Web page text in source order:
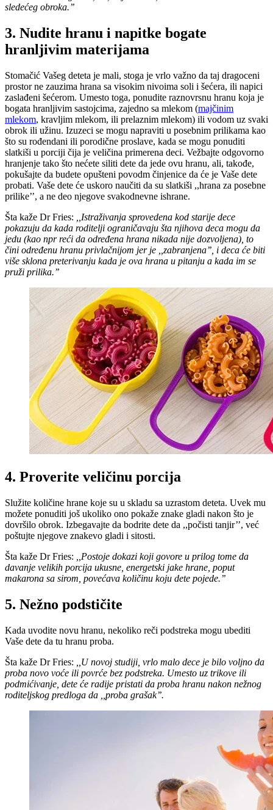
sledećeg obroka.’’
3. Nudite hranu i napitke bogate
hranljivim materijama
Stomačić Vašeg deteta je mali, stoga je vrlo važno da taj dragoceni
prostor ne zauzima hrana sa visokim nivoima soli i šećera, ili napici
zaslađeni šećerom. Umesto toga, ponudite raznovrsnu hranu koja je
bogata hranljivim sastojcima, zajedno sa mlekom (majčinim
mlekom, kravljim mlekom, ili prelaznim mlekom) ili vodom uz svaki
obrok ili užinu. Izuzeci se mogu napraviti u posebnim prilikama kao
što su rođendani ili porodične proslave, kada se mogu ponuditi
slatkiši u porciji čija je veličina primerena deci. Vežbajte odgovorno
hranjenje tako što nećete siliti dete da jede ovu hranu, ali, takođe,
pokušajte da budete opušteni povodm činjenice da će je Vaše dete
probati. Vaše dete će uskoro naučiti da su slatkiši ,,hrana za posebne
prilike’’, a ne deo njegove svakodnevne ishrane.
Šta kaže Dr Fries:
,,Istraživanja sprovedena kod starije dece
pokazuju da kada roditelji ograničavaju šta njihova deca mogu da
jedu (kao npr reći da određena hrana nikada nije dozvoljena), to
čini određenu hranu privlačnijom jer je ,,zabranjena’’, i deca će biti
više sklona preterivanju kada je ova hrana u pitanju a kada im se
pruži prilika.’’
4. Proverite veličinu porcija
Služite količine hrane koje su u skladu sa uzrastom deteta. Uvek mu
možete ponuditi još ukoliko ono pokaže znake gladi nakon što je
dovršilo obrok. Izbegavajte da bodrite dete da ,,počisti tanjir’’, već
poštujte njegove znakevo gladi i sitosti.
Šta kaže Dr Fries:
,,Postoje dokazi koji govore u prilog tome da
davanje velikih porcija ukusne, energetski jake hrane, poput
makarona sa sirom, povećava količinu koju dete pojede.’’
5. Nežno podstičite
Kada uvodite novu hranu, nekoliko reči podstreka mogu ubediti
Vaše dete da tu hranu proba.
Šta kaže Dr Fries:
,,U novoj studiji, vrlo malo dece je bilo voljno da
proba novo voće ili povrće bez podstreka. Umesto uz trikove ili
podmićivanje, dete će radije pristati da proba hranu nakon nežnog
roditeljskog predloga da ,,proba grašak’’.